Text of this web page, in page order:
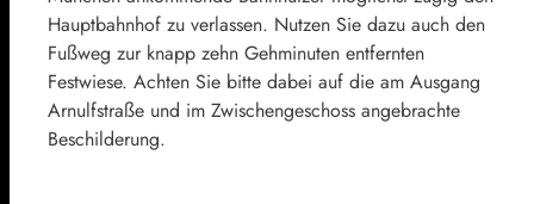
Hauptbahnhof zu verlassen. Nutzen Sie dazu auch den
Fußweg zur knapp zehn Gehminuten entfernten
Festwiese. Achten Sie bitte dabei auf die am Ausgang
Arnulfstraße und im Zwischengeschoss angebrachte
Beschilderung.